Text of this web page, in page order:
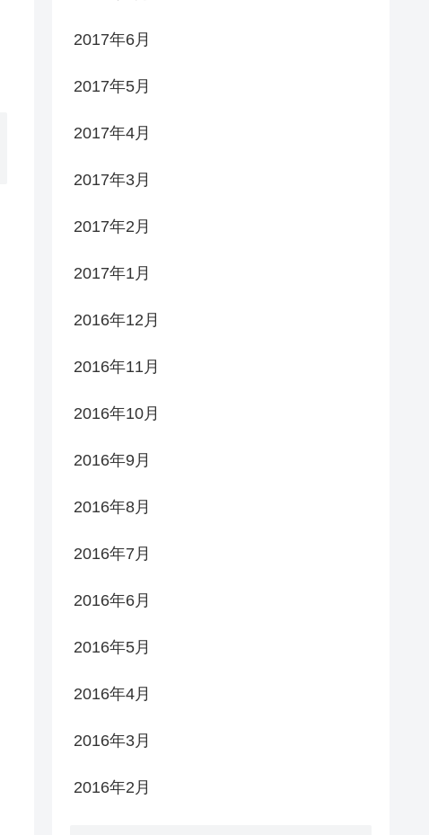
2017年6月
2017年5月
2017年4月
2017年3月
2017年2月
2017年1月
2016年12月
2016年11月
2016年10月
2016年9月
2016年8月
2016年7月
2016年6月
2016年5月
2016年4月
2016年3月
2016年2月